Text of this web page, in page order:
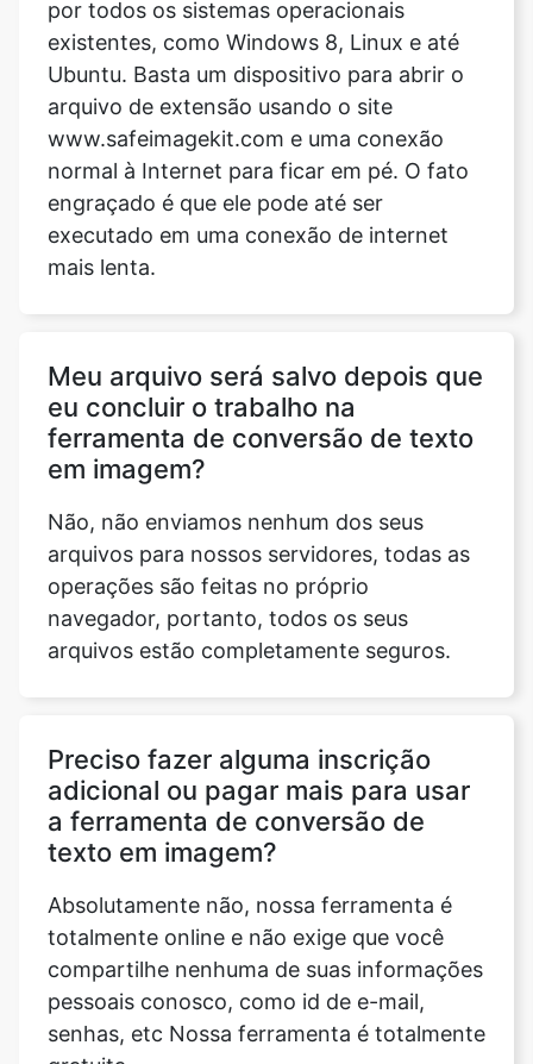
por todos os sistemas operacionais
existentes, como Windows 8, Linux e até
Ubuntu. Basta um dispositivo para abrir o
arquivo de extensão usando o site
www.safeimagekit.com e uma conexão
normal à Internet para ficar em pé. O fato
engraçado é que ele pode até ser
executado em uma conexão de internet
mais lenta.
Meu arquivo será salvo depois que
eu concluir o trabalho na
ferramenta de conversão de texto
em imagem?
Não, não enviamos nenhum dos seus
arquivos para nossos servidores, todas as
operações são feitas no próprio
navegador, portanto, todos os seus
arquivos estão completamente seguros.
Preciso fazer alguma inscrição
adicional ou pagar mais para usar
a ferramenta de conversão de
texto em imagem?
Absolutamente não, nossa ferramenta é
totalmente online e não exige que você
compartilhe nenhuma de suas informações
pessoais conosco, como id de e-mail,
senhas, etc Nossa ferramenta é totalmente